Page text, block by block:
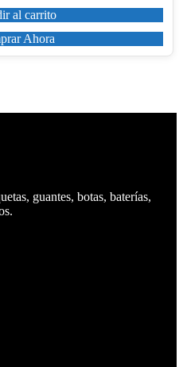
al carrito
Ahora
guantes, botas, baterías,